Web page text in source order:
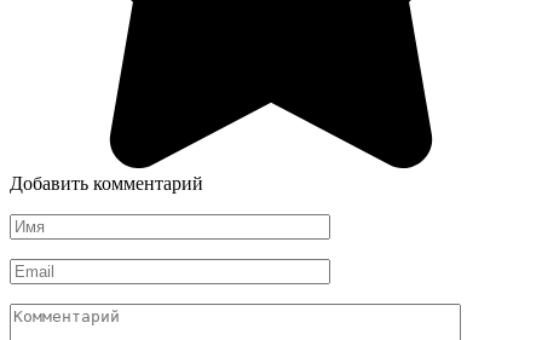
Добавить комментарий
Имя
*
Email
*
Комментарий